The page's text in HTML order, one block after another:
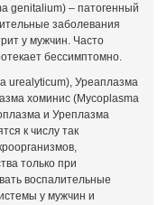
genitalium) – патогенный
заболевания
у мужчин. Часто
бессимптомно.
urealyticum), Уреаплазма
хоминис (Mycoplasma
и Уреплазма
к числу так
только при
воспалительные
у мужчин и